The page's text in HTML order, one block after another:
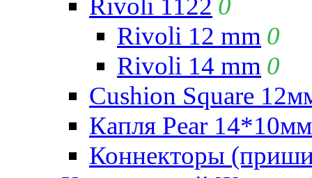
Rivoli 1122 0
Rivoli 12 mm 0
Rivoli 14 mm 0
Cushion Square
Капля Pear
Коннекторы